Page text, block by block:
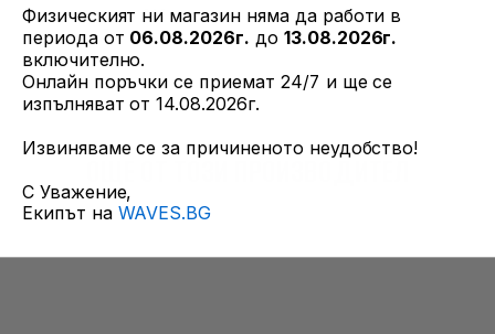
ОЩЕ ОТ ТОЗИ ПРОИЗВОДИТЕЛ
Физическият ни магазин няма да работи в
периода от 06.08.2026г. до 13.08.2026г.
включително.
Онлайн поръчки се приемат 24/7 и ще се
изпълняват от 14.08.2026г.
Извиняваме се за причиненото неудобство!
С Уважение,
Екипът на WAVES.BG